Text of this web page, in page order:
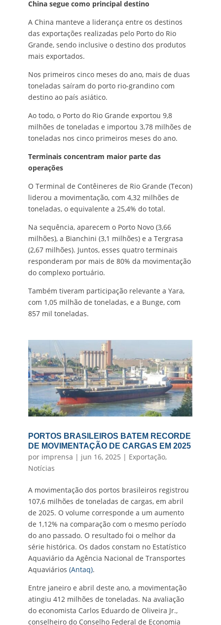
China segue como principal destino
A China manteve a liderança entre os destinos
das exportações realizadas pelo Porto do Rio
Grande, sendo inclusive o destino dos produtos
mais exportados.
Nos primeiros cinco meses do ano, mais de duas
toneladas saíram do porto rio-grandino com
destino ao país asiático.
Ao todo, o Porto do Rio Grande exportou 9,8
milhões de toneladas e importou 3,78 milhões de
toneladas nos cinco primeiros meses do ano.
Terminais concentram maior parte das
operações
O Terminal de Contêineres de Rio Grande (Tecon)
liderou a movimentação, com 4,32 milhões de
toneladas, o equivalente a 25,4% do total.
Na sequência, aparecem o Porto Novo (3,66
milhões), a Bianchini (3,1 milhões) e a Tergrasa
(2,67 milhões). Juntos, esses quatro terminais
responderam por mais de 80% da movimentação
do complexo portuário.
Também tiveram participação relevante a Yara,
com 1,05 milhão de toneladas, e a Bunge, com
857 mil toneladas.
PORTOS BRASILEIROS BATEM RECORDE
DE MOVIMENTAÇÃO DE CARGAS EM 2025
por imprensa | jun 16, 2025 | Exportação,
Notícias
A movimentação dos portos brasileiros registrou
107,6 milhões de toneladas de cargas, em abril
de 2025. O volume corresponde a um aumento
de 1,12% na comparação com o mesmo período
do ano passado. O resultado foi o melhor da
série histórica. Os dados constam no Estatístico
Aquaviário da Agência Nacional de Transportes
Aquaviários (Antaq).
Entre janeiro e abril deste ano, a movimentação
atingiu 412 milhões de toneladas. Na avaliação
do economista Carlos Eduardo de Oliveira Jr.,
conselheiro do Conselho Federal de Economia